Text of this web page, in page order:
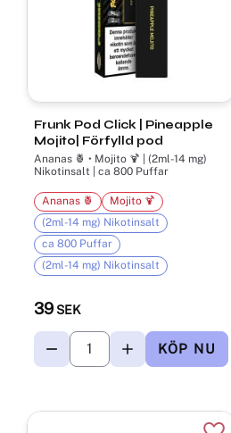
Frunk Pod Click | Pineapple
Mojito| Förfylld pod
Ananas 🍍 • Mojito 🍹 | (2ml-14 mg)
Nikotinsalt | ca 800 Puffar
39 SEK
Ananas 🍍
Mojito 🍹
(2ml-14 mg) Nikotinsalt
ca 800 Puffar
(2ml-14 mg) Nikotinsalt